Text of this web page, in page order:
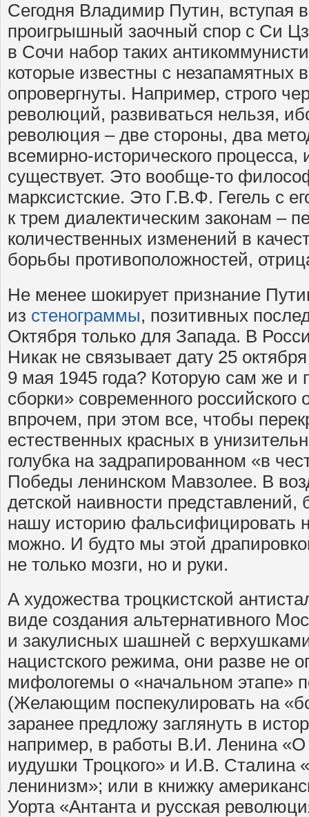
Сегодня Владимир Путин, вступая
проигрышный заочный спор с Си
в Сочи набор таких
которые известны с незапамятных
опровергнуты. Например, строго
революций, развиваться нельзя,
революция – две стороны, два
всемирно-исторического процесса,
существует. Это вообще-то
марксистские. Это Г.В.Ф. Гегель с
к трем диалектическим законам –
количественных изменений в
борьбы противоположностей,
Не менее шокирует признание
из стенограммы, позитивных
Октября только для Запада. В
Никак не связывает дату 25
9 мая 1945 года? Которую сам же и
сборки» современного
впрочем, при этом все, чтобы
естественных красных в
голубка на задрапированном «в
Победы ленинском Мавзолее. В
детской наивности представлений,
нашу историю фальсифицировать
можно. И будто мы этой
не только мозги, но и руки.
А художества троцкистской
виде создания альтернативного
и закулисных шашней с
нацистского режима, они разве не
мифологемы о «начальном этапе»
(Желающим поспекулировать на
заранее предложу заглянуть в
например, в работы В.И. Ленина «О
иудушки Троцкого» и И.В. Сталина
ленинизм»; или в книжку
Уорта «Антанта и русская